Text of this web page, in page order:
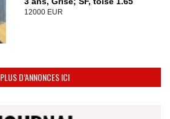
12000 EUR
PLUS D’ANNONCES ICI